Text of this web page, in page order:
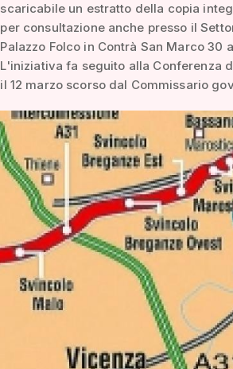
scaricabile un estratto della copia
per consultazione anche presso il
Palazzo Folco in Contrà San Marco 30
L'iniziativa fa seguito alla Conferenza
il 12 marzo scorso dal Commissario